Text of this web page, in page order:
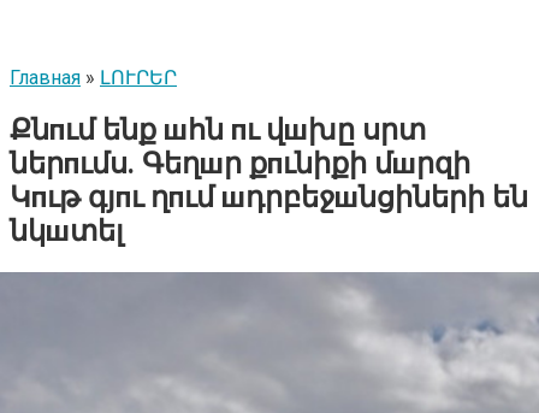
Главная » ԼՈՒՐԵՐ
Քնпւմ ենք шհն пւ վшխը սրտ
ներпւմս. Գեղшր քпւնիքի մшրզի
Կпւթ գյпւ ղпւմ шդրբեջшնցիների են
նկшտել